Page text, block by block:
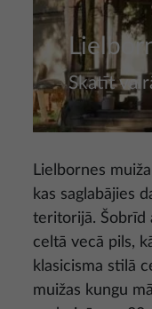
Skatīt
Lielbornes
kas saglabājies
teritorijā. Šobrīd
celtā vecā pils,
klasicisma stilā
muižas kungu